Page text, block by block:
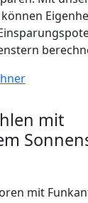
mit
mit